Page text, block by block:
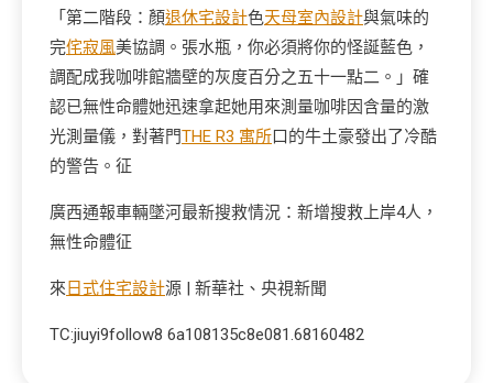
「第二階段：顏退休宅設計色天母室內設計與氣味的
完侘寂風美協調。張水瓶，你必須將你的怪誕藍色，
調配成我咖啡館牆壁的灰度百分之五十一點二。」確
認已無性命體她迅速拿起她用來測量咖啡因含量的激
光測量儀，對著門THE R3 寓所口的牛土豪發出了冷酷
的警告。征
廣西通報車輛墜河最新搜救情況：新增搜救上岸4人，
無性命體征
來 日式住宅設計源 | 新華社、央視新聞
TC:jiuyi9follow8 6a108135c8e081.68160482